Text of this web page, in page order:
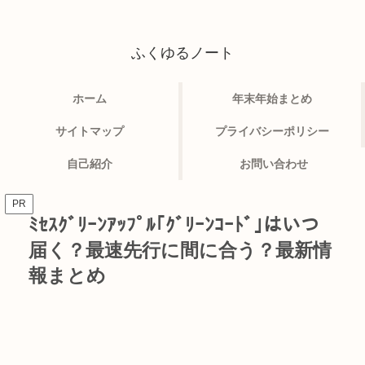
ふくゆるノート
ホーム 年末年始まとめ
サイトマップ プライバシーポリシー
自己紹介 お問い合わせ
PR
ﾐｾｽｸﾞﾘｰﾝｱｯﾌﾟﾙ｢ｸﾞﾘｰﾝｺｰﾄﾞ｣はいつ
届く？最速先行に間に合う？最新情
報まとめ